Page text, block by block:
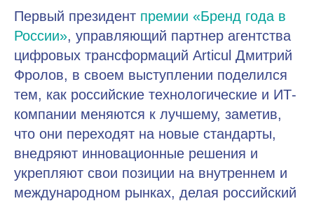
Первый президент премии «Бренд года в
России», управляющий партнер агентства
цифровых трансформаций Articul Дмитрий
Фролов, в своем выступлении поделился
тем, как российские технологические и ИТ-
компании меняются к лучшему, заметив,
что они переходят на новые стандарты,
внедряют инновационные решения и
укрепляют свои позиции на внутреннем и
международном рынках, делая российский